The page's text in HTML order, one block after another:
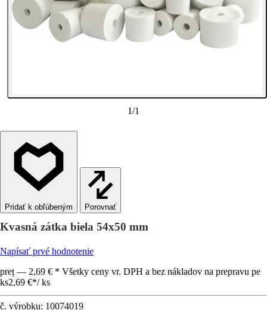
1/1
Porovnať
Kvasná zátka biela 54x50 mm
Napísať prvé hodnotenie
preț — 2,69 € * Všetky ceny vr. DPH a bez nákladov na prepravu pe
ks2,69 €*/ ks
č. výrobku: 10074019